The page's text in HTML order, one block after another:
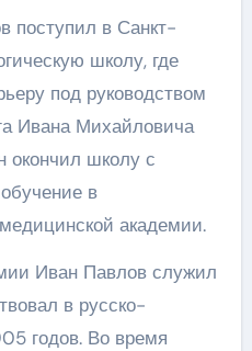
поступил в Санкт-
школу, где
под руководством
Ивана Михайловича
окончил школу с
в
академии.
Иван Павлов служил
в русско-
годов. Во время